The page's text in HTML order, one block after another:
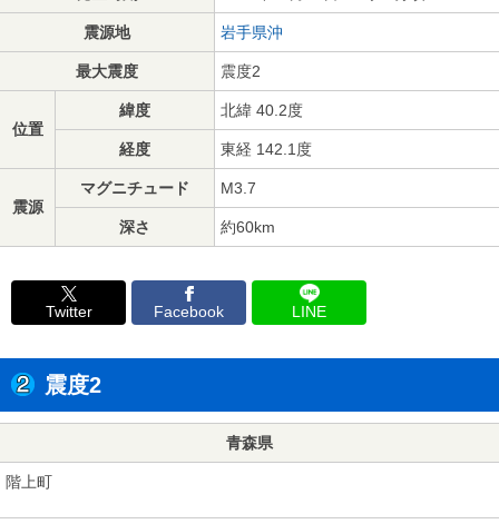
震源地 岩手県沖
最大震度 震度2
位置
緯度 北緯 40.2度
経度 東経 142.1度
震源
マグニチュード M3.7
深さ 約60km
Twitter Facebook LINE
震度2
青森県
階上町